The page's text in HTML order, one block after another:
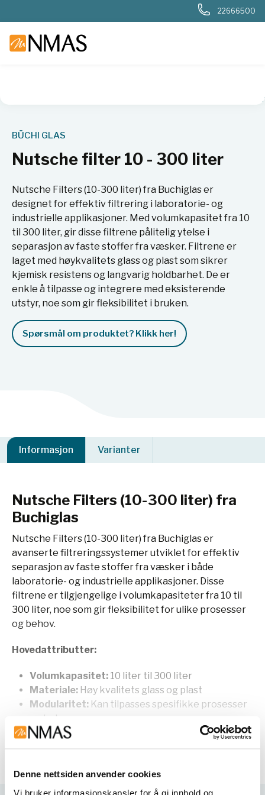
Denne nettsiden anvender cookies
Vi bruker informasjonskapsler for å gi innhold og
22666500
BÜCHI GLAS
Nutsche filter 10 - 300 liter
Nutsche Filters (10-300 liter) fra Buchiglas er
designet for effektiv filtrering i laboratorie- og
industrielle applikasjoner. Med volumkapasitet fra 10
til 300 liter, gir disse filtrene pålitelig ytelse i
separasjon av faste stoffer fra væsker. Filtrene er
laget med høykvalitets glass og plast som sikrer
kjemisk resistens og langvarig holdbarhet. De er
enkle å tilpasse og integrere med eksisterende
utstyr, noe som gir fleksibilitet i bruken.
Spørsmål om produktet? Klikk her!
Informasjon Varianter
Nutsche Filters (10-300 liter) fra
Buchiglas
Nutsche Filters (10-300 liter) fra Buchiglas er
avanserte filtreringssystemer utviklet for effektiv
separasjon av faste stoffer fra væsker i både
laboratorie- og industrielle applikasjoner. Disse
filtrene er tilgjengelige i volumkapasiteter fra 10 til
300 liter, noe som gir fleksibilitet for ulike prosesser
og behov.
Hovedattributter:
Volumkapasitet: 10 liter til 300 liter
Materiale: Høy kvalitets glass og plast
Modularitet: Kan tilpasses spesifikke prosesser
og behov
Integrasjon:
Enkel å integrere med eksisterende
stoffer fra væsker
Vis mer